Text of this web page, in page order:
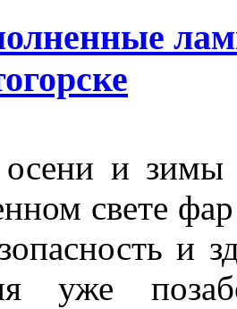
и зимы
свете
и
уже